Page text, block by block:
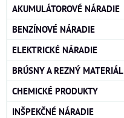
AKUMULÁTOROVÉ NÁRADIE
BENZÍNOVÉ NÁRADIE
ELEKTRICKÉ NÁRADIE
BRÚSNY A REZNÝ MATERIÁL
CHEMICKÉ PRODUKTY
INŠPEKČNÉ NÁRADIE